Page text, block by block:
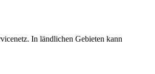
In ländlichen Gebieten kann